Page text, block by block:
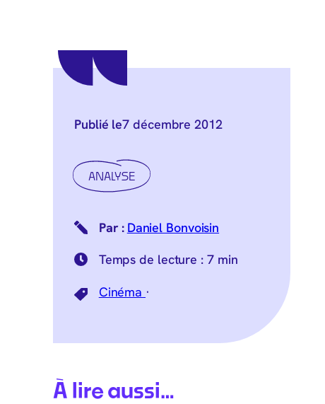
Publié le7 décembre 2012
ANALYSE
Daniel Bonvoisin
Temps de lecture : 7 min
Cinéma ·
À lire aussi…